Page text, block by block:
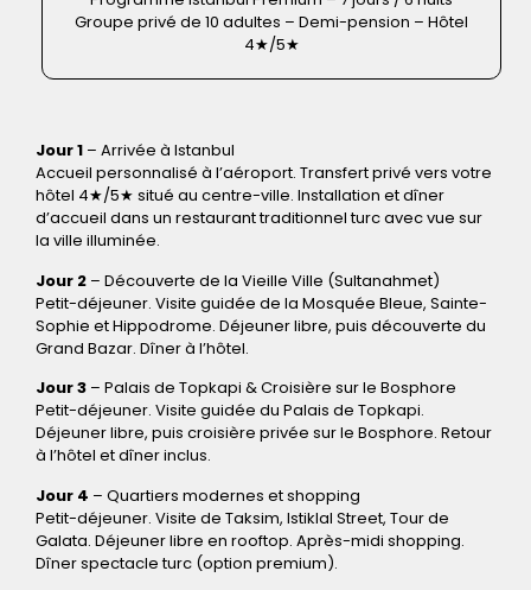
Groupe privé de 10 adultes – Demi-pension – Hôtel
4★/5★
Jour 1 – Arrivée à Istanbul
Accueil personnalisé à l’aéroport. Transfert privé vers votre
hôtel 4★/5★ situé au centre-ville. Installation et dîner
d’accueil dans un restaurant traditionnel turc avec vue sur
la ville illuminée.
Jour 2 – Découverte de la Vieille Ville (Sultanahmet)
Petit-déjeuner. Visite guidée de la Mosquée Bleue, Sainte-
Sophie et Hippodrome. Déjeuner libre, puis découverte du
Grand Bazar. Dîner à l’hôtel.
Jour 3 – Palais de Topkapi & Croisière sur le Bosphore
Petit-déjeuner. Visite guidée du Palais de Topkapi.
Déjeuner libre, puis croisière privée sur le Bosphore. Retour
à l’hôtel et dîner inclus.
Jour 4 – Quartiers modernes et shopping
Petit-déjeuner. Visite de Taksim, Istiklal Street, Tour de
Galata. Déjeuner libre en rooftop. Après-midi shopping.
Dîner spectacle turc (option premium).